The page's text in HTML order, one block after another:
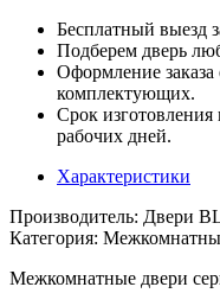
Бесплатный выезд
Подберем дверь
Оформление
комплектующих.
Срок изготовления
рабочих дней.
Характеристики
Производитель: Двери
Категория:
Межкомнатные двери